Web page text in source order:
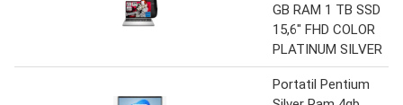
GB RAM 1 TB SSD
15,6″ FHD COLOR
PLATINUM SILVER
Portatil Pentium